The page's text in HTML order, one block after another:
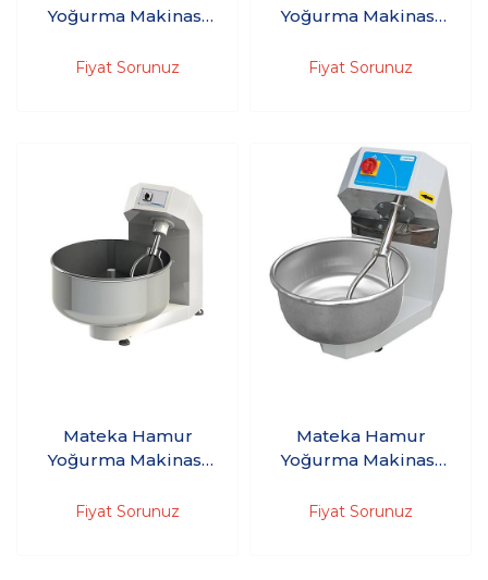
Yoğurma Makinası
500Kt - (Kazan üst
Fiyat Sorunuz
Yoğurma Makinası
HYM430DT - (Kazan
Fiyat Sorunuz
Mateka Hamur
Yoğurma Makinası
1000t
Fiyat Sorunuz
Mateka Hamur
Yoğurma Makinası
500m
Fiyat Sorunuz